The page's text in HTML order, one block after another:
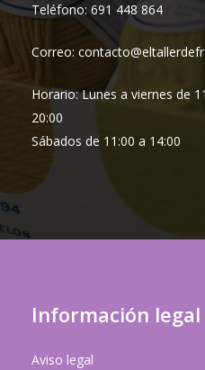
Teléfono: 691 448 864
Correo:
Horario: Lunes a viernes de
20:00
Sábados de 11:00 a 14:00
Información legal
Aviso legal